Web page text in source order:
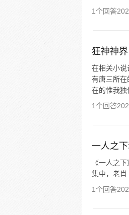
1个回答
狂神神界
在相关小说
有唐三所在
在的惟我独
1个回答
一人之
《一人之
集中，老肖
1个回答